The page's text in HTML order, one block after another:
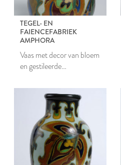
TEGEL- EN
FAIENCEFABRIEK
AMPHORA
Vaas met decor van bloem
en gestileerde